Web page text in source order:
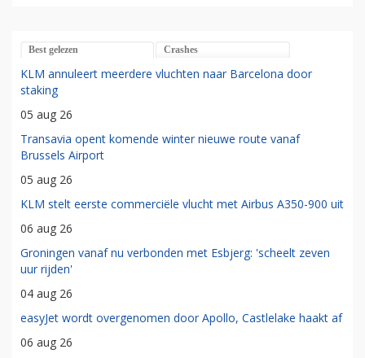
Best gelezen Crashes
KLM annuleert meerdere vluchten naar Barcelona door
staking
05 aug 26
Transavia opent komende winter nieuwe route vanaf
Brussels Airport
05 aug 26
KLM stelt eerste commerciële vlucht met Airbus A350-900 uit
06 aug 26
Groningen vanaf nu verbonden met Esbjerg: 'scheelt zeven
uur rijden'
04 aug 26
easyJet wordt overgenomen door Apollo, Castlelake haakt af
06 aug 26